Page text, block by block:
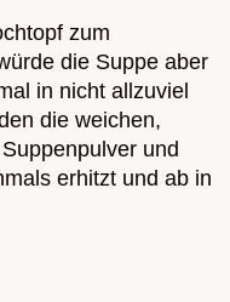
zum
die Suppe aber
in nicht allzuviel
die weichen,
und
erhitzt und ab in